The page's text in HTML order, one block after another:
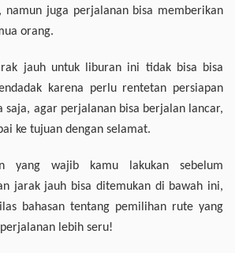
namun juga perjalanan bisa memberikan
orang.
jauh untuk liburan ini tidak bisa bisa
karena perlu rentetan persiapan
saja, agar perjalanan bisa berjalan lancar,
ke tujuan dengan selamat.
yang wajib kamu lakukan sebelum
jarak jauh bisa ditemukan di bawah ini,
bahasan tentang pemilihan rute yang
lebih seru!